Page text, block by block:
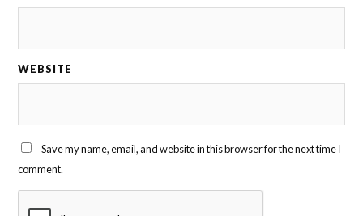
WEBSITE
Save my name, email, and website in this browser for the next time I
comment.